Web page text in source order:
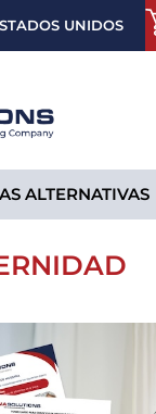
UNIDOS
ALTERNATIVAS